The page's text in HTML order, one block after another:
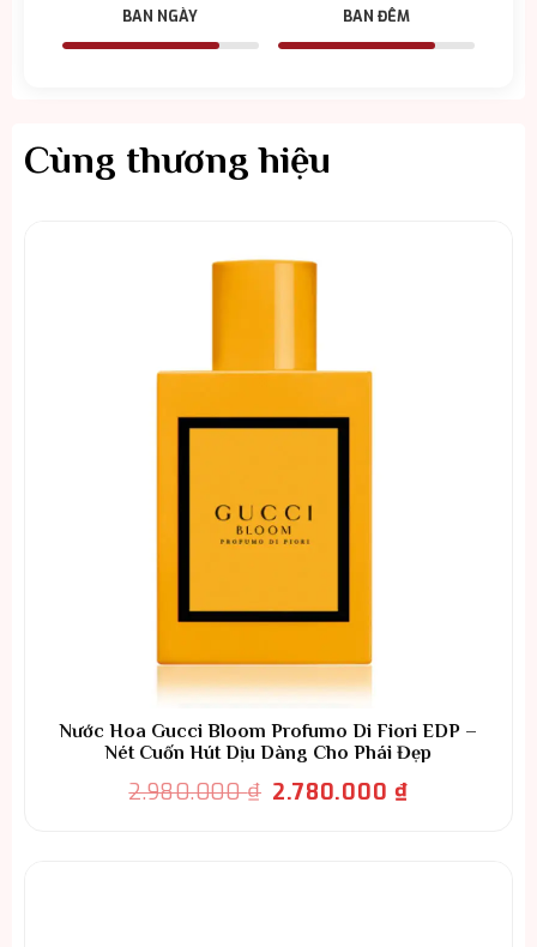
BAN NGÀY BAN ĐÊM
Cùng thương hiệu
Nước Hoa Gucci Bloom Profumo Di Fiori EDP –
Nét Cuốn Hút Dịu Dàng Cho Phái Đẹp
2.980.000₫ Giá
2.780.000 ₫Giá